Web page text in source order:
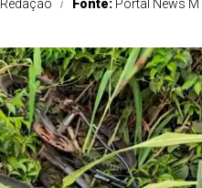
Redação Fonte: Portal News MT